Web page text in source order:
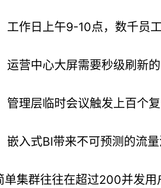
工作日上午9-10点，数千员
运营中心大屏需要秒级刷新
管理层临时会议触发上百个
嵌入式BI带来不可预测的流
单集群往往在超过200并发